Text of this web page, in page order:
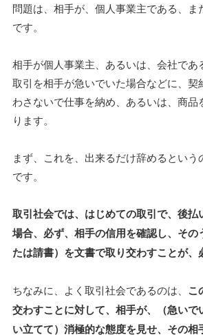
問題は、相手が、個人事業主である、ま
です。
相手が個人事業主、あるいは、会社であ
取引を相手が急いでいた場合などに、契
わさないで仕事を納め、あるいは、商品
ります。
まず、これを、出来るだけ辞めるという
です。
取引社会では、はじめての取引で、後払
場合、必ず、相手の信用を確認し、その
たは請書）を文書で取り交わすことが、
ちなみに、よく取引社会であるのは、 こ
交わすことに対して、相手が、（急いで
い立てて）消極的な態度を見せ、その相